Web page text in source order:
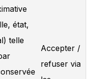
état,
telle
Accepter /
refuser via